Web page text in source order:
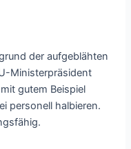
der aufgeblähten
Ministerpräsident
gutem Beispiel
personell halbieren.